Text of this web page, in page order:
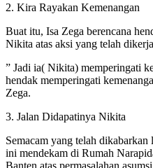
2. Kira Rayakan Kemenangan
Buat itu, Isa Zega berencana
Nikita atas aksi yang telah
” Jadi ia( Nikita) memperingati
hendak memperingati
Zega.
3. Jalan Didapatinya Nikita
Semacam yang telah
ini mendekam di Rumah
Banten atas permasalahan